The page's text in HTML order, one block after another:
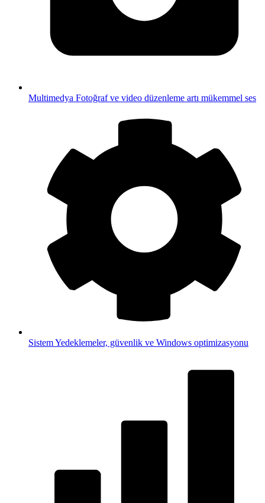
Multimedya Fotoğraf ve video düzenleme artı mükemmel ses
SistemYedeklemeler, güvenlik ve Windows optimizasyonu